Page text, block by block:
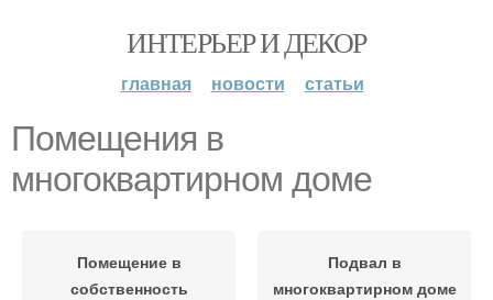
ИНТЕРЬЕР И ДЕКОР
главная новости статьи
Помещения в
многоквартирном доме
Помещение в
собственность
Подвал в
многоквартирном доме